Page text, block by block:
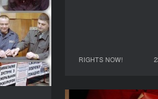
RIGHTS NOW!
23 березня 2019
на
суд»
120’